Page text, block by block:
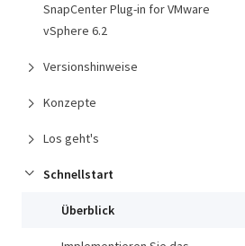
SnapCenter Plug-in for VMware
vSphere 6.2
Versionshinweise
Konzepte
Los geht's
Schnellstart
Überblick